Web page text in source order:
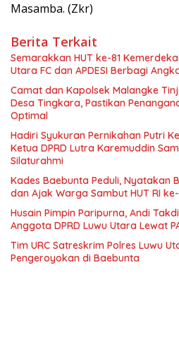
Masamba. (Zkr)
Berita Terkait
Semarakkan HUT ke-81
Utara FC dan APDESI Berbagi
Camat dan Kapolsek Malangke
Desa Tingkara, Pastikan
Optimal
Hadiri Syukuran Pernikahan Putri
Ketua DPRD Lutra Karemuddin
Silaturahmi
Kades Baebunta Peduli, Nyatakan
dan Ajak Warga Sambut HUT RI ke-
Husain Pimpin Paripurna, Andi
Anggota DPRD Luwu Utara Lewat
Tim URC Satreskrim Polres Luwu
Pengeroyokan di Baebunta